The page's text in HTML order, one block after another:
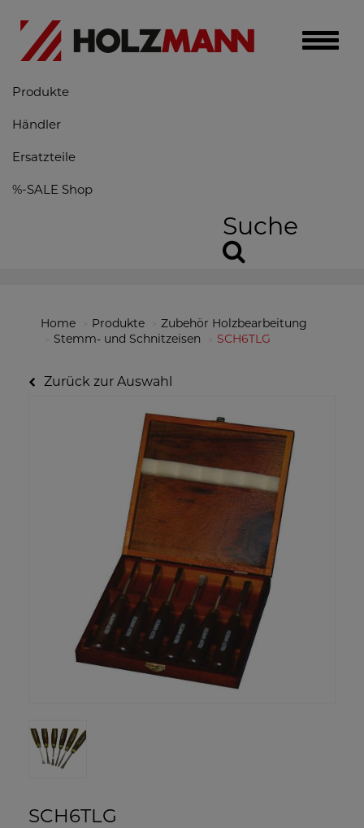
Toggle
Produkte
Händler
Ersatzteile
%-SALE Shop
Suche
Home Produkte
Zubehör Holzbearbeitung
Stemm- und Schnitzeisen
SCH6TLG
Zurück zur Auswahl
SCH6TLG